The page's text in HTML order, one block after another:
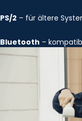
PS/2 – für ältere
Bluetooth –